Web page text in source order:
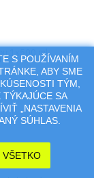
1x500 ml
S POUŽÍVANÍM
ABY SME
TÝM,
TÝKAJÚCE SA
„NASTAVENIA
SÚHLAS.
VŠETKO